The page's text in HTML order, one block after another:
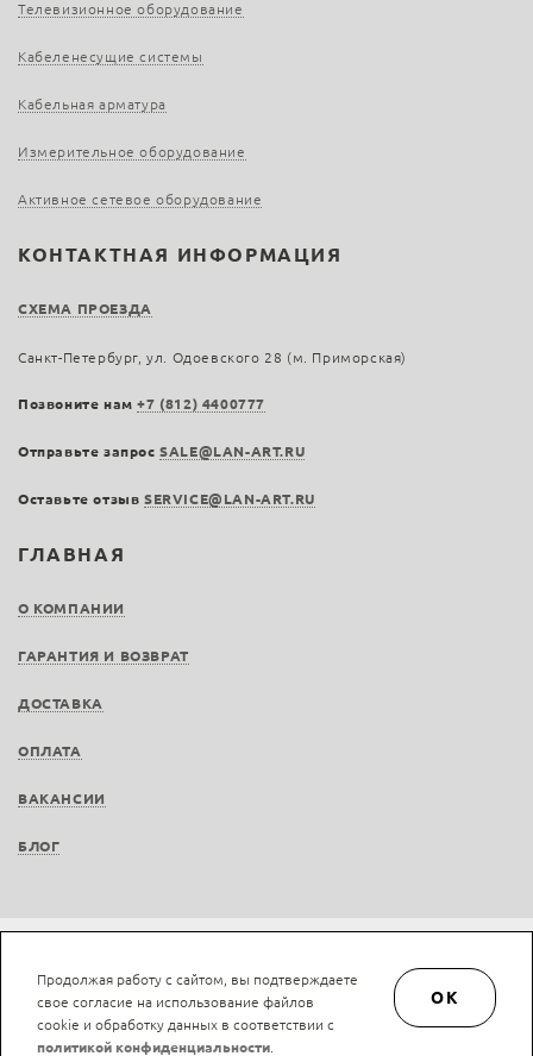
ГЛАВНАЯ
О КОМПАНИИ
ГАРАНТИЯ И ВОЗВРАТ
ДОСТАВКА
ОПЛАТА
ВАКАНСИИ
БЛОГ
Телевизионное оборудование
Кабеленесущие системы
Кабельная арматура
Измерительное оборудование
Активное сетевое оборудование
КОНТАКТНАЯ ИНФОРМАЦИЯ
СХЕМА ПРОЕЗДА
Санкт-Петербург, ул. Одоевского 28 (м. Приморская)
Позвоните нам+7 (812) 4400777
Отправьте запросSALE@LAN-ART.RU
Оставьте отзыв SERVICE@LAN-ART.RU
Не является публичной офертой © LAN-art.ru, 2013—2026. Все права защищены.
Политика конфиденциальности.
Положение об обработке и защите персональных
данных.
Продолжая работу с сайтом, вы подтверждаете
свое согласие на использование файлов
cookie и обработку данных в соответствии с
политикой конфиденциальности
OK